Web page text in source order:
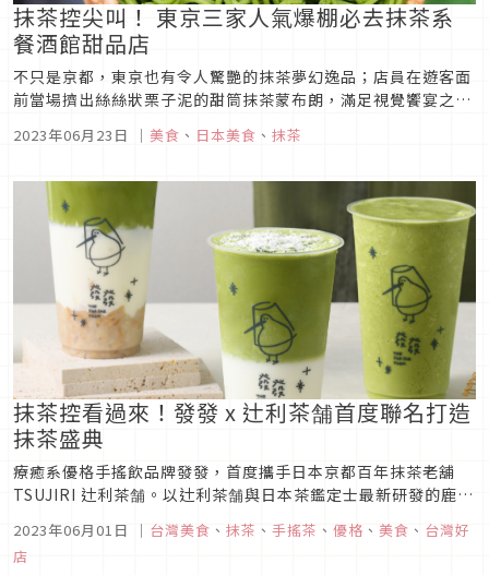
抹茶控尖叫！ 東京三家人氣爆棚必去抹茶系
餐酒館甜品店
不只是京都，東京也有令人驚艷的抹茶夢幻逸品；店員在遊客面
前當場擠出絲絲狀栗子泥的甜筒抹茶蒙布朗，滿足視覺饗宴之
外，閒適地邊品嚐邊欣賞淺草風光，也別有一番滋味；濃郁抹茶
巧遇白巧克力又碰撞了冰淇淋，冰火堆疊絕妙口感的抹茶巧克力
夏天就恣意品嚐這...
2023年06月23日 ｜ 美食 、 日本美食 、 抹茶
抹茶控看過來！發發 x 辻利茶舗首度聯名打造
抹茶盛典
療癒系優格手搖飲品牌發發，首度攜手日本京都百年抹茶老舖
TSUJIRI 辻利茶舗。以辻利茶舗與日本茶鑑定士最新研發的鹿兒
島火香系「丸香」抹茶與發發招牌優格結合，推出期間限定「抹
茶慶典」。此次聯名合作採用的「丸香」抹茶是鹿兒島少數有機
認證栽培的抹茶，其製造工廠也為日本農林水產省之受賞茶廠，
2023年06月01日 ｜ 台灣美食 、 抹茶 、 手搖茶 、 優格 、 美食 、 台灣好
店